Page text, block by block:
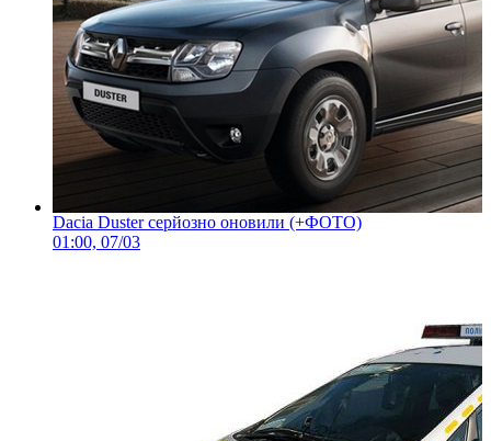
Dacia Duster серйозно оновили (+ФОТО)
01:00, 07/03